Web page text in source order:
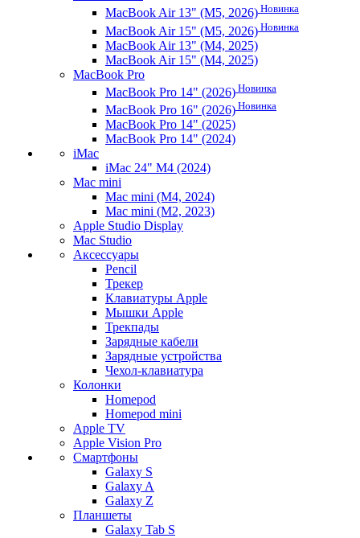
MacBook Air 13" (M5, 2026) Новинка
MacBook Air 15" (M5, 2026) Новинка
MacBook Air 13" (M4, 2025)
MacBook Air 15" (M4, 2025)
MacBook Pro
MacBook Pro 14" (2026) Новинка
MacBook Pro 16" (2026) Новинка
MacBook Pro 14" (2025)
MacBook Pro 14" (2024)
iMac
iMac 24" M4 (2024)
Mac mini
Mac mini (M4, 2024)
Mac mini (M2, 2023)
Apple Studio Display
Mac Studio
Аксессуары
Pencil
Трекер
Клавиатуры Apple
Мышки Apple
Трекпады
Зарядные кабели
Зарядные устройства
Чехол-клавиатура
Колонки
Homepod
Homepod mini
Apple TV
Apple Vision Pro
Смартфоны
Galaxy S
Galaxy A
Galaxy Z
Планшеты
Galaxy Tab S